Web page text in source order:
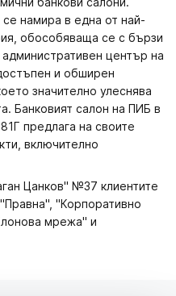
намира в една от най-
обособяваща се с бързи
център на
и обширен
значително улеснява
Банковият салон на ПИБ в
предлага на своите
включително
Цанков" №37 клиентите
"Корпоративно
мрежа" и